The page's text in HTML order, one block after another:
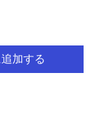
加する